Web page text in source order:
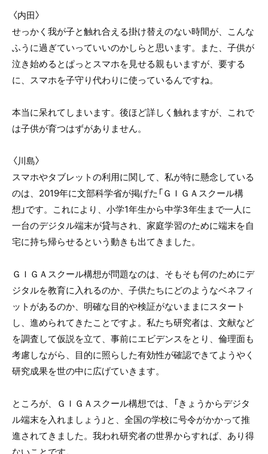
〈内田〉
せっかく我が子と触れ合える掛け替えのない時間が、こんな
ふうに過ぎていっていいのかしらと思います。また、子供が
泣き始めるとぱっとスマホを見せる親もいますが、要する
に、スマホを子守り代わりに使っているんですね。
本当に呆れてしまいます。後ほど詳しく触れますが、これで
は子供が育つはずがありません。
〈川島〉
スマホやタブレットの利用に関して、私が特に懸念している
のは、2019年に文部科学省が掲げた「ＧＩＧＡスクール構
想」です。これにより、小学1年生から中学3年生まで一人に
一台のデジタル端末が貸与され、家庭学習のために端末を自
宅に持ち帰らせるという動きも出てきました。
ＧＩＧＡスクール構想が問題なのは、そもそも何のためにデ
ジタルを教育に入れるのか、子供たちにどのようなベネフィ
ットがあるのか、明確な目的や検証がないままにスタート
し、進められてきたことですよ。私たち研究者は、文献など
を調査して仮説を立て、事前にエビデンスをとり、倫理面も
考慮しながら、目的に照らした有効性が確認できてようやく
研究成果を世の中に広げていきます。
ところが、ＧＩＧＡスクール構想では、「きょうからデジタ
ル端末を入れましょう」と、全国の学校に号令がかかって推
進されてきました。我われ研究者の世界からすれば、あり得